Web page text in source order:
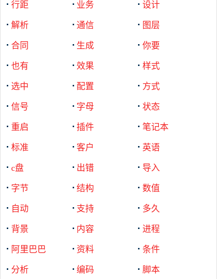
行距 业务 设计
解析 通信 图层
合同 生成 你要
也有 效果 样式
选中 配置 方式
信号 字母 状态
重启 插件 笔记本
标准 客户 英语
c盘 出错 导入
字节 结构 数值
自动 支持 多久
背景 内容 进程
阿里巴巴 资料 条件
分析 编码 脚本